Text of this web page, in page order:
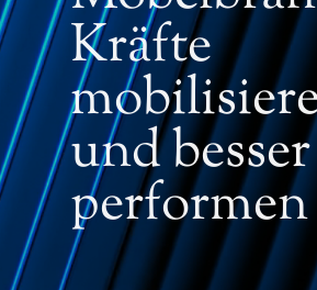
Kräfte
und besser
performen